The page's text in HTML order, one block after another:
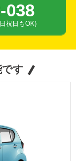
038
祝日もOK)
す